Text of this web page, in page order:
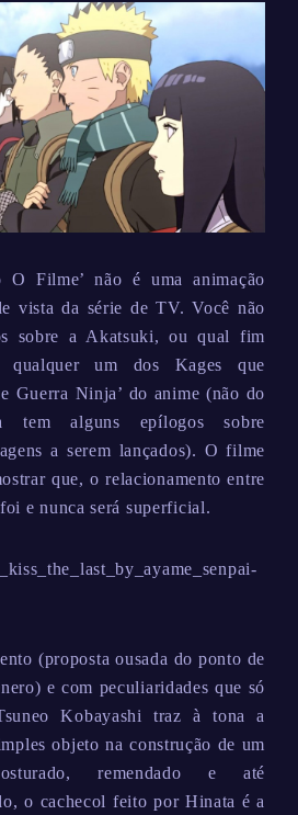
O Filme’ não é uma animação
vista da série de TV. Você não
sobre a Akatsuki, ou qual fim
qualquer um dos Kages que
Guerra Ninja’ do anime (não do
tem alguns epílogos sobre
a serem lançados). O filme
que, o relacionamento entre
e nunca será superficial.
(proposta ousada do ponto de
e com peculiaridades que só
Kobayashi traz à tona a
objeto na construção de um
remendado e até
o cachecol feito por Hinata é a